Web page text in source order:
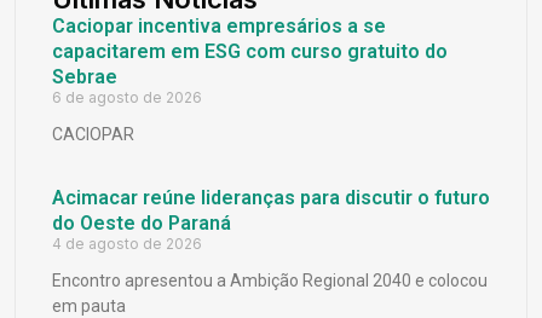
Caciopar incentiva empresários a se
capacitarem em ESG com curso gratuito do
Sebrae
6 de agosto de 2026
CACIOPAR
Acimacar reúne lideranças para discutir o futuro
do Oeste do Paraná
4 de agosto de 2026
Encontro apresentou a Ambição Regional 2040 e colocou
em pauta